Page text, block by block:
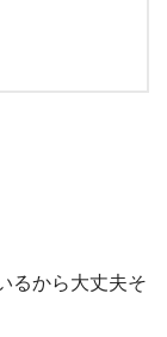
るから大丈夫そ